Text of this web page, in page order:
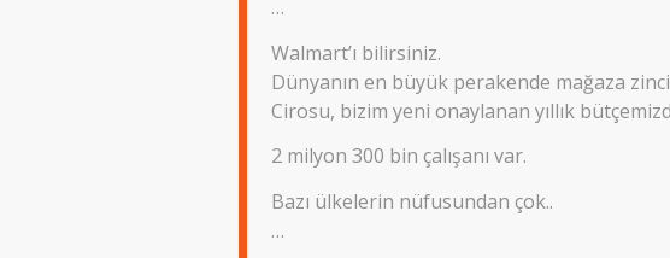
…
Walmart’ı bilirsiniz.
Dünyanın en büyük perakende mağaza
Cirosu, bizim yeni onaylanan yıllık
2 milyon 300 bin çalışanı var.
Bazı ülkelerin nüfusundan çok..
…